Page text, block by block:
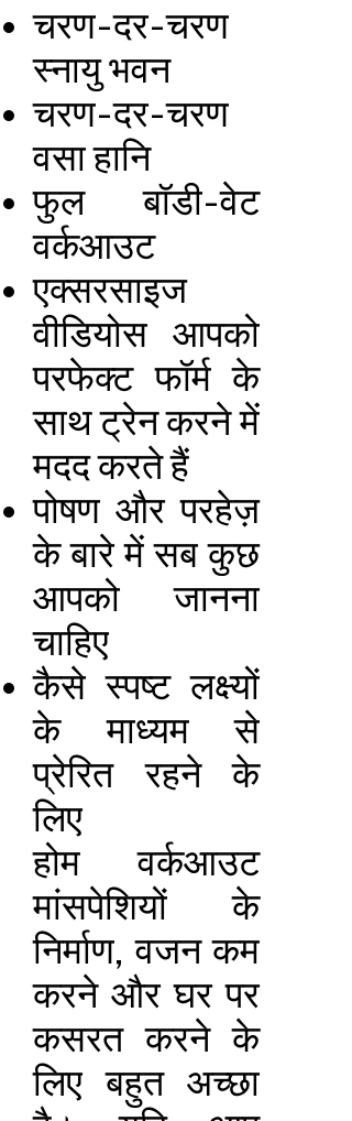
चरण-दर-चरण
स्नायु भवन
चरण-दर-चरण
वसा हानि
फुल बॉडी-वेट
वर्कआउट
एक्सरसाइज
वीडियोस आपको
परफेक्ट फॉर्म के
साथ ट्रेन करने में
मदद करते हैं
पोषण और परहेज़
के बारे में सब कुछ
आपको जानना
चाहिए
कैसे स्पष्ट लक्ष्यों
के माध्यम से
प्रेरित रहने के
लिए
होम वर्कआउट
मांसपेशियों के
निर्माण, वजन कम
करने और घर पर
कसरत करने के
लिए बहुत अच्छा